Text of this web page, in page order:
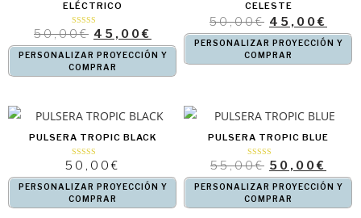
ELÉCTRICO
Valorado con
5.00
de 5
50,00€ 45,00€
PERSONALIZAR PROYECCIÓN Y
COMPRAR
CELESTE
50,00€ 45,00€
PERSONALIZAR PROYECCIÓN Y
COMPRAR
PULSERA TROPIC BLACK
Valorado con
5.00
de 5
50,00€
PERSONALIZAR PROYECCIÓN Y
COMPRAR
PULSERA TROPIC BLUE
Valorado con
5.00
de 5
55,00€ 50,00€
PERSONALIZAR PROYECCIÓN Y
COMPRAR